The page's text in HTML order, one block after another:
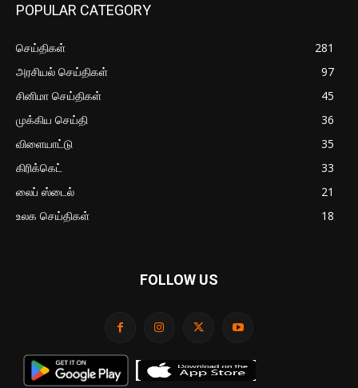
POPULAR CATEGORY
செய்திகள்
281
அரசியல் செய்திகள்
97
சினிமா செய்திகள்
45
முக்கிய செய்தி
36
விளையாட்டு
35
கிரிக்கெட்
33
லைப் ஸ்டைல்
21
உலக செய்திகள்
18
FOLLOW US